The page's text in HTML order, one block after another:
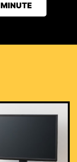
MINUTE